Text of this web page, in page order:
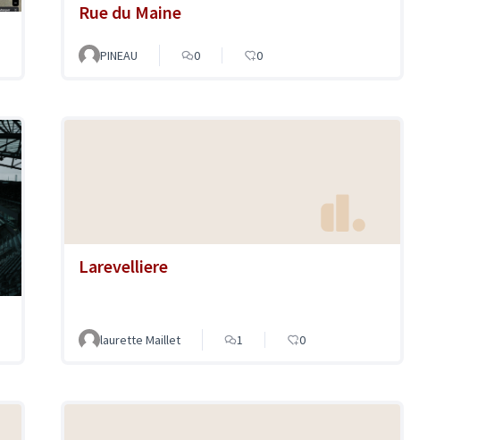
Rue du Maine
PINEAU 0 0
Larevelliere
laurette Maillet 1 0